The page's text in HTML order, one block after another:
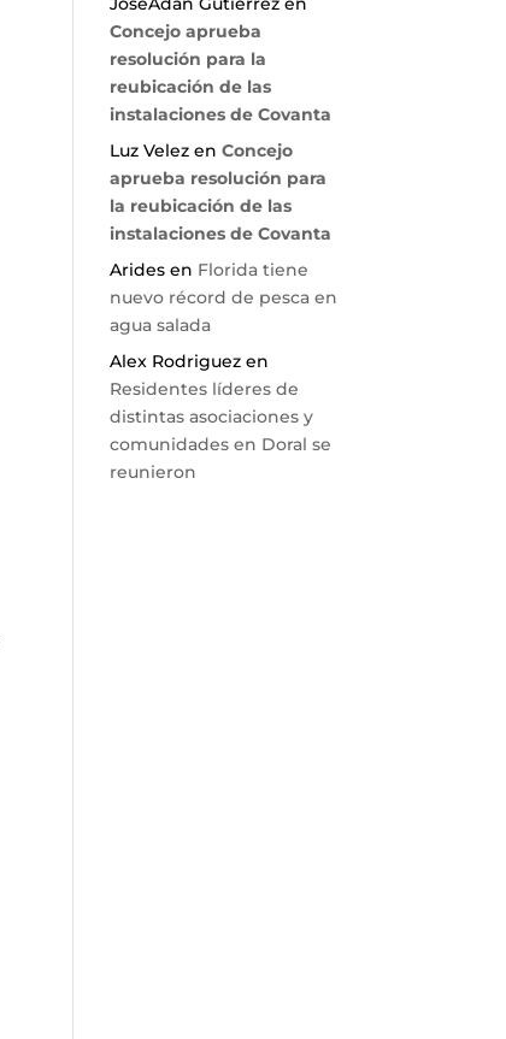
Concejo aprueba
resolución para la
reubicación de las
instalaciones de Covanta
Luz Velez enConcejo
aprueba resolución para
la reubicación de las
instalaciones de Covanta
Arides en Florida tiene
nuevo récord de pesca en
agua salada
Alex Rodriguez en
Residentes líderes de
distintas asociaciones y
comunidades en Doral se
reunieron